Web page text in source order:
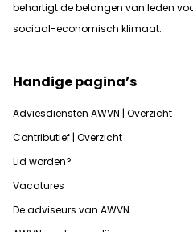
behartigt de belangen van leden
sociaal-economisch klimaat.
Handige pagina’s
Adviesdiensten AWVN | Overzicht
Contributief | Overzicht
Lid worden?
Vacatures
De adviseurs van AWVN